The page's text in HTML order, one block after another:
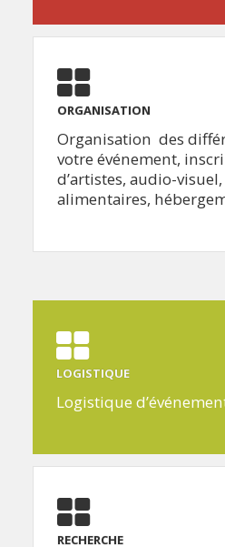
ORGANISATION
Organisation des
votre événement,
d’artistes, audio-
alimentaires,
LOGISTIQUE
Logistique
RECHERCHE